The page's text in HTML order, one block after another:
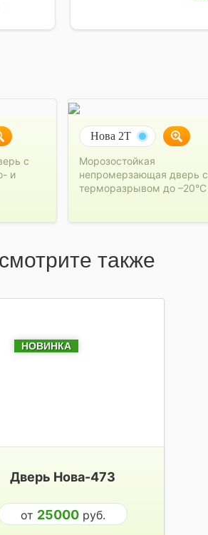
с
и
Нова 2Т
Морозостойкая
непромерзающая дверь с
терморазрывом до –20°C
также
НОВИНКА
Дверь Нова-473
от 25000руб.